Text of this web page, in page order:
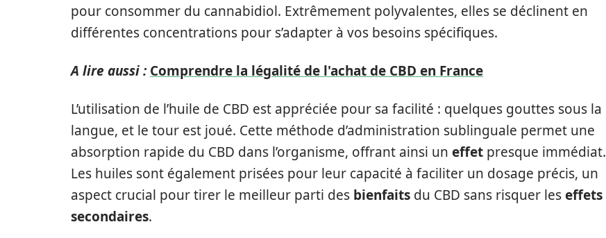
pour consommer du cannabidiol. Extrêmement polyvalentes, elles se déclinent en
différentes concentrations pour s’adapter à vos besoins spécifiques.
A lire aussi : Comprendre la légalité de l'achat de CBD en France
L’utilisation de l’huile de CBD est appréciée pour sa facilité : quelques gouttes sous la
langue, et le tour est joué. Cette méthode d’administration sublinguale permet une
absorption rapide du CBD dans l’organisme, offrant ainsi un effet presque immédiat.
Les huiles sont également prisées pour leur capacité à faciliter un dosage précis, un
aspect crucial pour tirer le meilleur parti des bienfaits du CBD sans risquer leseffets
secondaires.